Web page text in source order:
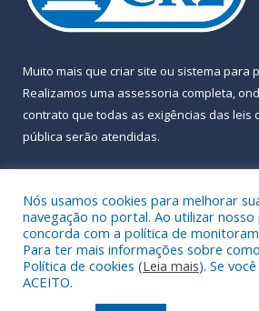
Muito mais que criar site ou sistema para
Realizamos uma assessoria completa,
contrato que todas as exigências das leis
pública serão atendidas.
Todos os direitos reservados a Prefeitura
Nós usamos cookies para melhorar
navegação no portal. Ao utilizar
concorda com a política de
Para ter mais informações sobre
Política de cookies (Leia mais). Se
ACEITO.